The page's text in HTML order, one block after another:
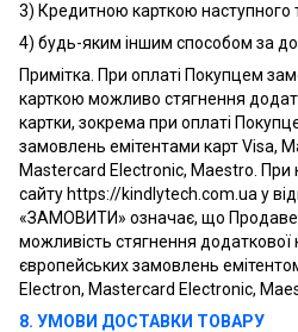
3) Кредитною карткою наступного
4) будь-яким іншим способом за
Примітка. При оплаті Покупцем
карткою можливо стягнення
картки, зокрема при оплаті
замовлень емітентами карт Visa,
Mastercard Electronic, Maestro. При
сайту https://kindlytech.com.ua у
«ЗАМОВИТИ» означає, що
можливість стягнення додаткової
європейських замовлень
Electron, Mastercard Electronic,
8. УМОВИ ДОСТАВКИ ТОВАРУ